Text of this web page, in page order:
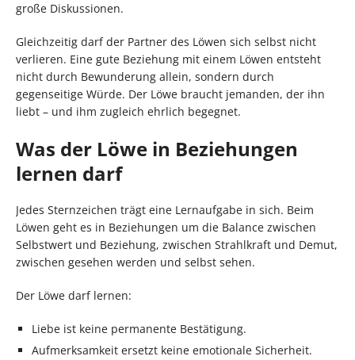
große Diskussionen.
Gleichzeitig darf der Partner des Löwen sich selbst nicht
verlieren. Eine gute Beziehung mit einem Löwen entsteht
nicht durch Bewunderung allein, sondern durch
gegenseitige Würde. Der Löwe braucht jemanden, der ihn
liebt – und ihm zugleich ehrlich begegnet.
Was der Löwe in Beziehungen
lernen darf
Jedes Sternzeichen trägt eine Lernaufgabe in sich. Beim
Löwen geht es in Beziehungen um die Balance zwischen
Selbstwert und Beziehung, zwischen Strahlkraft und Demut,
zwischen gesehen werden und selbst sehen.
Der Löwe darf lernen:
Liebe ist keine permanente Bestätigung.
Aufmerksamkeit ersetzt keine emotionale Sicherheit.